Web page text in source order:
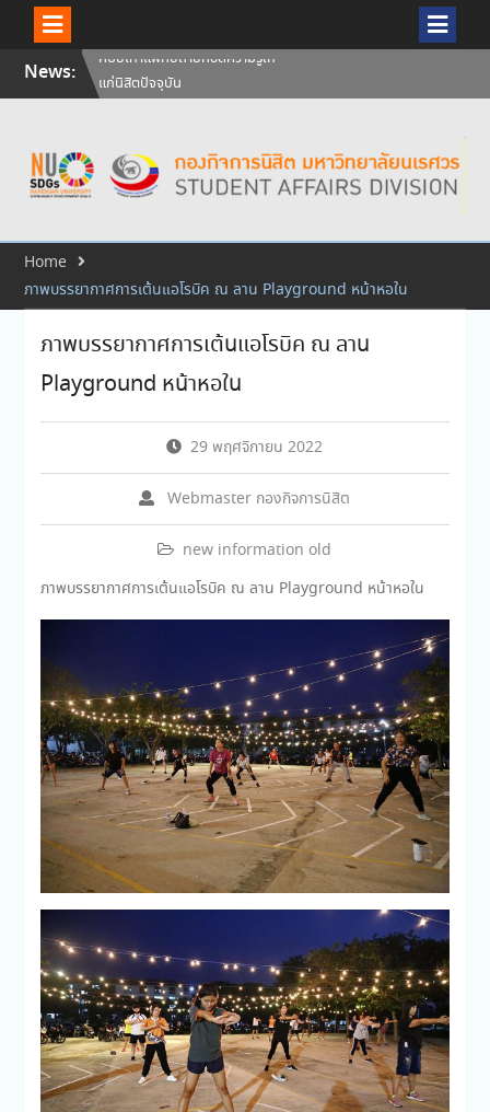
SkipNews:
วันคล้ายวันสถาปนามหาวิทยาลัย
นเรศวร ครบรอบ 36 ปี 29
สัมภาษณ์นิสิตเพื่อพิจารณาเข้ารับ
ทุนการศึกษามหาวิทยาลัยนเรศวร
ประจำปีการศึกษา 256
แก่นิสิตปัจจุบัน
Home
ภาพบรรยากาศการเต้นแอโรบิค ณ ลาน Playground หน้าหอใน
ภาพบรรยากาศการเต้นแอโรบิค ณ ลาน
Playground หน้าหอใน
29 พฤศจิกายน 2022
Webmaster กองกิจการนิสิต
new information old
ภาพบรรยากาศการเต้นแอโรบิค ณ ลาน Playground หน้าหอใน